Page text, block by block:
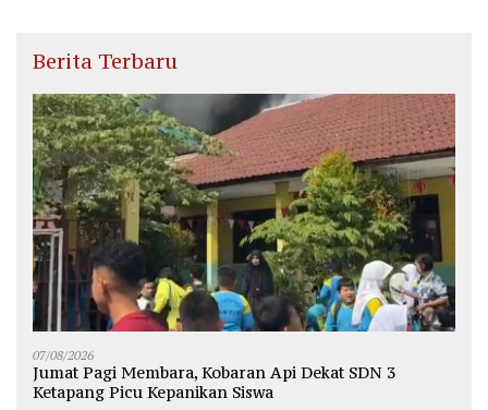
Berita Terbaru
07/08/2026
Jumat Pagi Membara, Kobaran Api Dekat SDN 3
Ketapang Picu Kepanikan Siswa